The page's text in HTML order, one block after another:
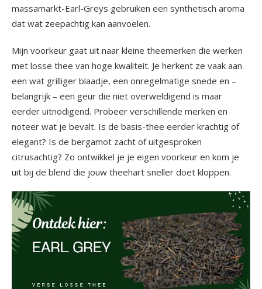
massamarkt-Earl-Greys gebruiken een synthetisch aroma
dat wat zeepachtig kan aanvoelen.
Mijn voorkeur gaat uit naar kleine theemerken die werken
met losse thee van hoge kwaliteit. Je herkent ze vaak aan
een wat grilliger blaadje, een onregelmatige snede en –
belangrijk – een geur die niet overweldigend is maar
eerder uitnodigend. Probeer verschillende merken en
noteer wat je bevalt. Is de basis-thee eerder krachtig of
elegant? Is de bergamot zacht of uitgesproken
citrusachtig? Zo ontwikkel je je eigen voorkeur en kom je
uit bij de blend die jouw theehart sneller doet kloppen.